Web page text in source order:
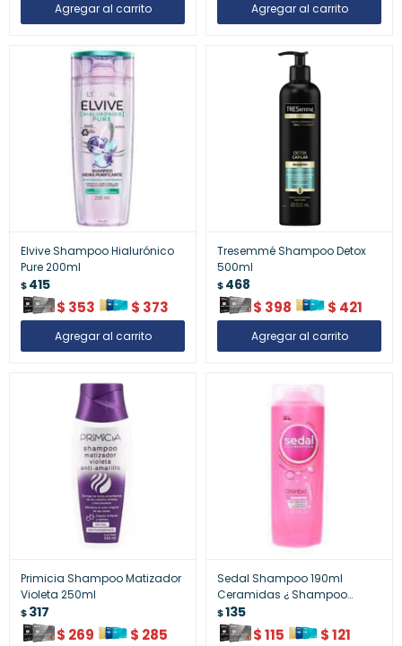
Elvive Shampoo Hialurónico
Pure 200ml
$415
$ 353 $ 373
Tresemmé Shampoo Detox
500ml
$468
$ 398 $ 421
Primicia Shampoo Matizador
Violeta 250ml
$317
$ 269 $ 285
Sedal Shampoo 190ml
Ceramidas ¿ Shampoo
Sedal
$135
$115 $121